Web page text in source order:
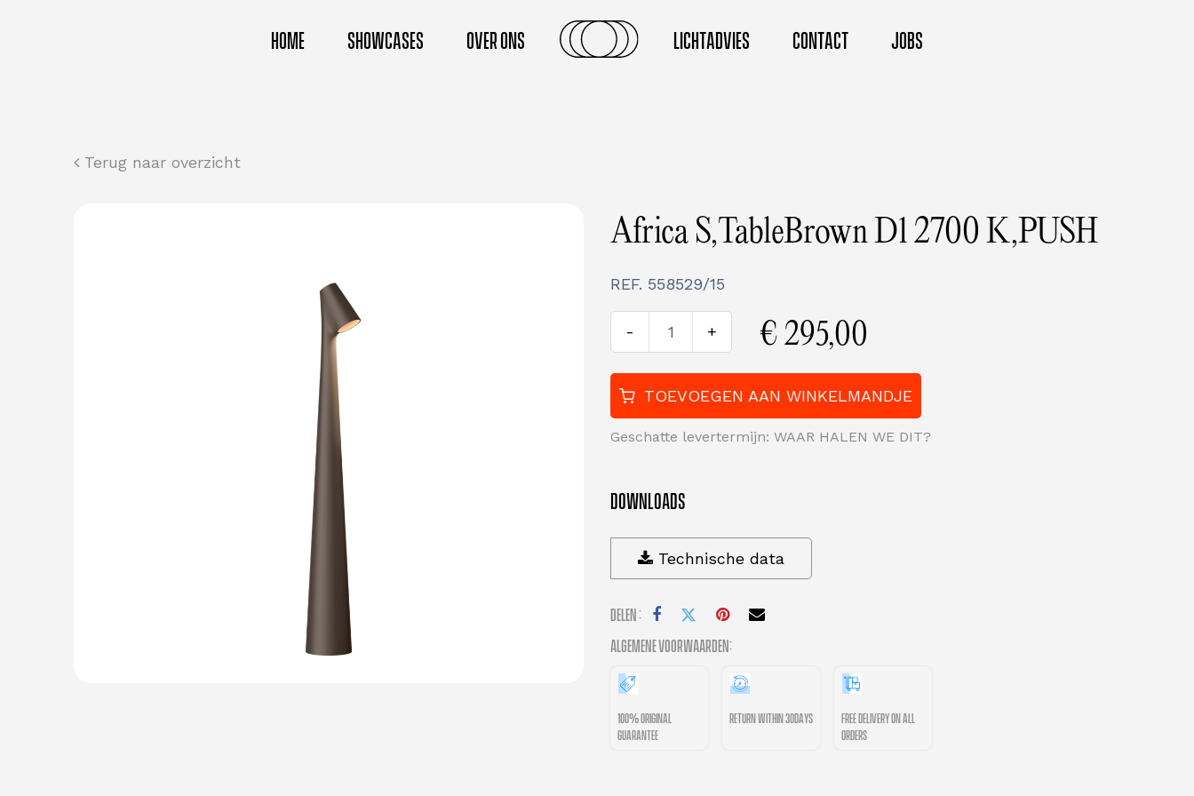
HOME SHOWCASES OVER ONS LICHTADVIES CONTACT JOBS
Terug naar overzicht
Africa S,TableBrown D1 2700 K,PUSH
REF. 558529/15
- + € 295,00
TOEVOEGEN AAN WINKELMANDJE
Geschatte levertermijn: WAAR HALEN WE DIT?
DOWNLOADS
Technische data
Delen :
Algemene voorwaarden:
100% original
guarantee
Return within 30days
Free delivery on all
orders